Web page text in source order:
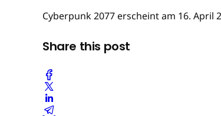
Cyberpunk 2077 erscheint am 16. April
Share this post